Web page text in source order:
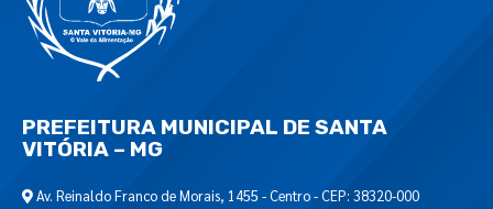
PREFEITURA MUNICIPAL DE SANTA
VITÓRIA – MG
Av. Reinaldo Franco de Morais, 1455 - Centro - CEP: 38320-000